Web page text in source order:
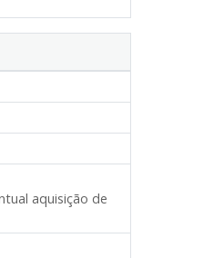
aquisição de